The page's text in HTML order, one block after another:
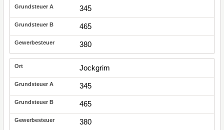
345
465
380
Jockgrim
345
465
380